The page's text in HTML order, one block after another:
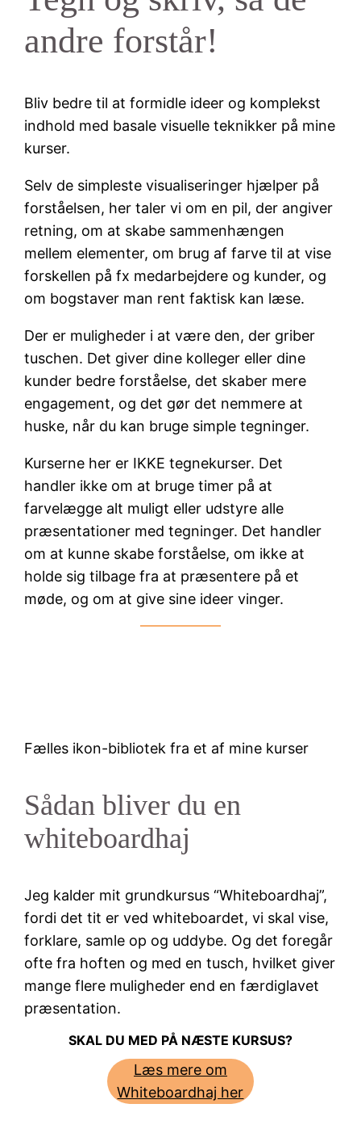
andre forstår!
Bliv bedre til at formidle ideer og komplekst
indhold med basale visuelle teknikker på mine
kurser.
Selv de simpleste visualiseringer hjælper på
forståelsen, her taler vi om en pil, der angiver
retning, om at skabe sammenhængen
mellem elementer, om brug af farve til at vise
forskellen på fx medarbejdere og kunder, og
om bogstaver man rent faktisk kan læse.
Der er muligheder i at være den, der griber
tuschen. Det giver dine kolleger eller dine
kunder bedre forståelse, det skaber mere
engagement, og det gør det nemmere at
huske, når du kan bruge simple tegninger.
Kurserne her er IKKE tegnekurser. Det
handler ikke om at bruge timer på at
farvelægge alt muligt eller udstyre alle
præsentationer med tegninger. Det handler
om at kunne skabe forståelse, om ikke at
holde sig tilbage fra at præsentere på et
møde, og om at give sine ideer vinger.
Fælles ikon-bibliotek fra et af mine kurser
Sådan bliver du en
whiteboardhaj
Jeg kalder mit grundkursus “Whiteboardhaj”,
fordi det tit er ved whiteboardet, vi skal vise,
forklare, samle op og uddybe. Og det foregår
ofte fra hoften og med en tusch, hvilket giver
mange flere muligheder end en færdiglavet
præsentation.
SKAL DU MED PÅ NÆSTE KURSUS?
Læs mere om
Whiteboardhaj her